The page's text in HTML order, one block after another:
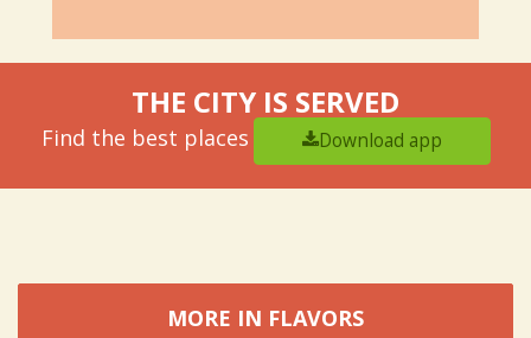
THE CITY IS SERVED
Find the best places Download app
MORE IN FLAVORS